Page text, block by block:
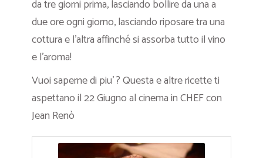
da tre giorni prima, lasciando bollire da una a
due ore ogni giorno, lasciando riposare tra una
cottura e l’altra affinché si assorba tutto il vino
e l’aroma!
Vuoi saperne di piu’ ? Questa e altre ricette ti
aspettano il 22 Giugno al cinema in CHEF con
Jean Renò